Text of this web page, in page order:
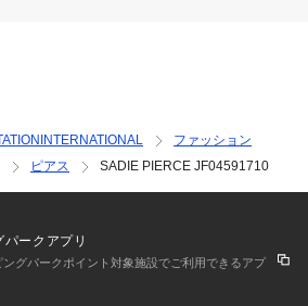
ファッション
ピアス SADIE PIERCE JF04591710
ークアプリ
グパークポイント対象施設でご利用できるアプ